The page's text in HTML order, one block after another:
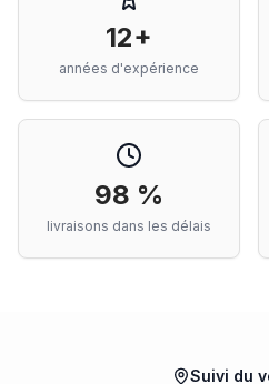
12+
années d'expérience
98 %
livraisons dans les délais
Suivi du